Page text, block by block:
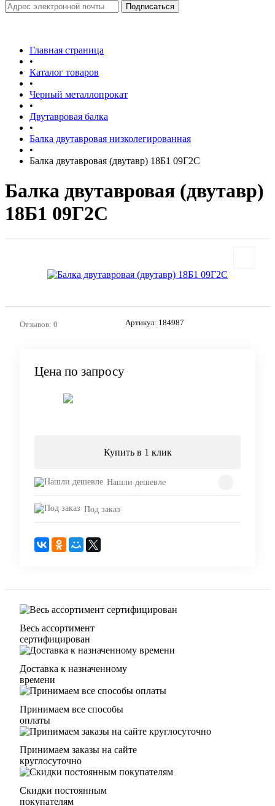
Главная страница
•
Каталог товаров
•
Черный металлопрокат
•
Двутавровая балка
•
Балка двутавровая низколегированная
•
Балка двутавровая (двутавр) 18Б1 09Г2С
Балка двутавровая (двутавр)
18Б1 09Г2С
Отзывов: 0 Артикул: 184987
Цена по запросу
Купить в 1 клик
Нашли дешевле
Под заказ
Весь ассортимент
сертифицирован
Доставка к назначенному
времени
Принимаем все способы
оплаты
Принимаем заказы на сайте
круглосуточно
Скидки постоянным
покупателям